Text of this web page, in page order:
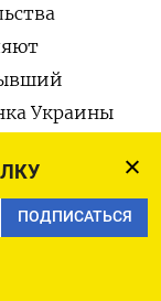
ПОДПИСАТЬСЯ
Украины